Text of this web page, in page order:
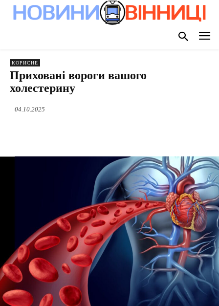
КОРИСНЕ
Приховані вороги вашого
холестерину
04.10.2025